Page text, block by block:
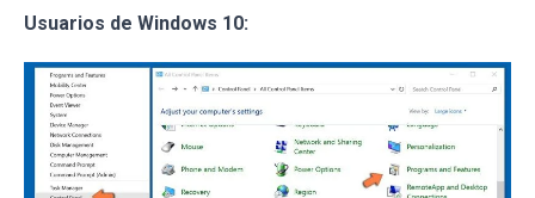
Usuarios de Windows 10: